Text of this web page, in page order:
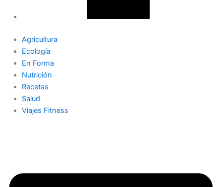
Agricultura
Ecología
En Forma
Nutrición
Recetas
Salud
Viajes Fitness